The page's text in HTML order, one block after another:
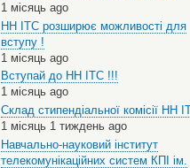
1 місяць ago
НН ІТС розширює можливості для
вступу !
1 місяць ago
Вступай до НН ІТС !!!
1 місяць ago
Склад стипендіальної комісії НН
1 місяць 1 тиждень ago
Навчально-науковий інститут
телекомунікаційних систем КПІ ім.